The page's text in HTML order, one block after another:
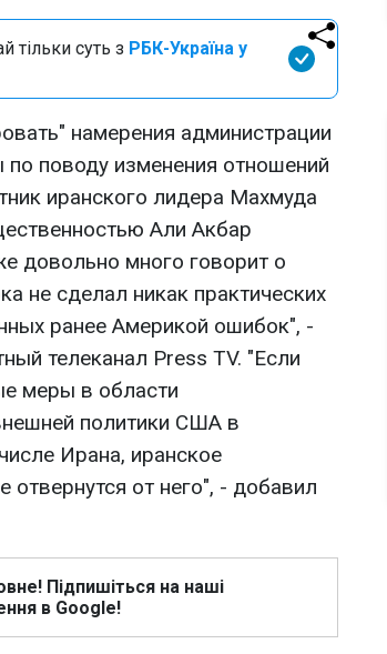
тільки суть з РБК-Україна у
намерения администрации
поводу изменения отношений
иранского лидера Махмуда
Али Акбар
довольно много говорит о
не сделал никак практических
ранее Америкой ошибок", -
телеканал Press TV. "Если
меры в области
политики США в
Ирана, иранское
отвернутся от него", - добавил
Підпишіться на наші
в Google!